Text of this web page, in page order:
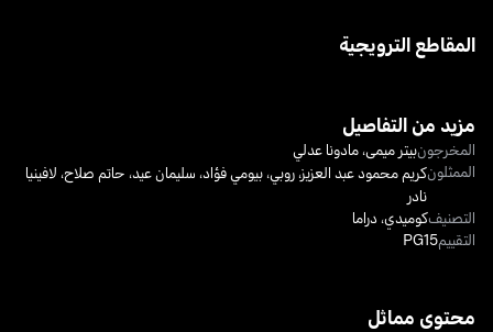
المقاطع الترويجية
مزيد من التفاصيل
المخرجونبيتر ميمى،مادونا عدلي
الممثلونكريم محمود عبد العزيز،روبي،بيومي فؤاد، سليمان عيد، حاتم صلاح، لافينيا
نادر
التصنيفكوميدي، دراما
التقييمPG15
محتوى مماثل